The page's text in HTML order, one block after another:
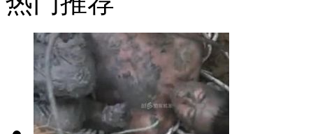
如果薪资与家乡没有拉开一定
交通拥堵：如果你每天花费2
了，365天面对着爆发式增长
打算，走哪儿都是马路走哪儿